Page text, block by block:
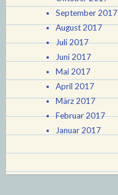
September 2017
August 2017
Juli 2017
Juni 2017
Mai 2017
April 2017
März 2017
Februar 2017
Januar 2017